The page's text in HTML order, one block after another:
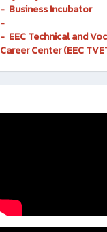
- Research and
Invention
- Digital and
- Quality Assurance